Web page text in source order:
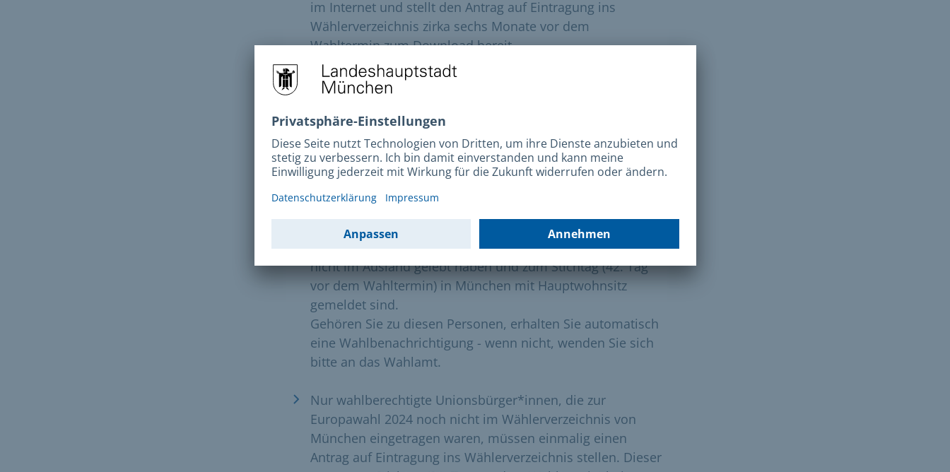
im Internet und stellt den Antrag auf Eintragung ins
Wählerverzeichnis zirka sechs Monate vor dem
Wahltermin zum Download bereit.
In Deutschland lebende Unionsbürger*innen aus anderen
EU-Mitgliedstaaten müssen sich entscheiden, ob sie
entweder an ihrem Wohnsitz in Deutschland oder in ihrem
Herkunftsland wählen möchten.
Wahlberechtigte Unionsbürger*innen, die in München
wählen möchten und zur Europawahl 2024 bereits im
Wählerverzeichnis von München eingetragen waren,
müssen nichts machen. Sie stehen automatisch wieder im
Wählerverzeichnis, wenn sie seit der Europawahl 2024
nicht im Ausland gelebt haben und zum Stichtag (42. Tag
vor dem Wahltermin) in München mit Hauptwohnsitz
gemeldet sind.
Gehören Sie zu diesen Personen, erhalten Sie automatisch
eine Wahlbenachrichtigung - wenn nicht, wenden Sie sich
bitte an das Wahlamt.
Nur wahlberechtigte Unionsbürger*innen, die zur
Europawahl 2024 noch nicht im Wählerverzeichnis von
München eingetragen waren, müssen einmalig einen
Antrag auf Eintragung ins Wählerverzeichnis stellen. Dieser